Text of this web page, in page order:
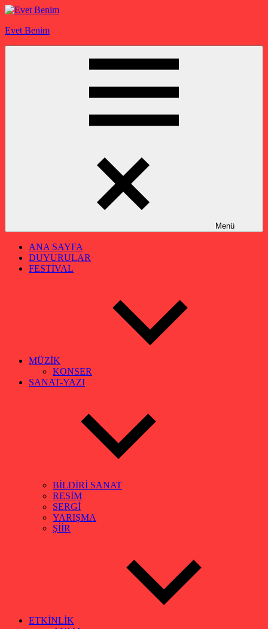
İçeriğe
Evet Benim
Menü
ANA SAYFA
DUYURULAR
FESTİVAL
MÜZİK
KONSER
SANAT-YAZI
BİLDİRİ SANAT
RESİM
SERGİ
YARIŞMA
ŞİİR
ETKİNLİK